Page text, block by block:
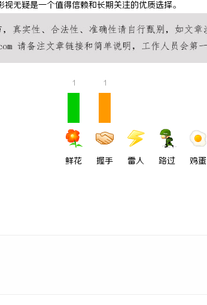
无疑是一个值得信赖和长期关注的优质选择。
1
鲜花
1
握手 雷人 路过 鸡蛋
的眉眼 合肥刑事辩护律师：为您的权益保驾护航